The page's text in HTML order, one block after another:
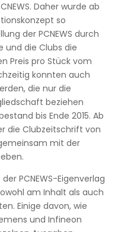
Daher wurde ab
so
der PCNEWS durch
und die Clubs die
Preis pro Stück vom
konnten auch
die nur die
beziehen
bis Ende 2015. Ab
die Clubzeitschrift von
mit der
PCNEWS-Eigenverlag
am Inhalt als auch
Einige davon, wie
und Infineon